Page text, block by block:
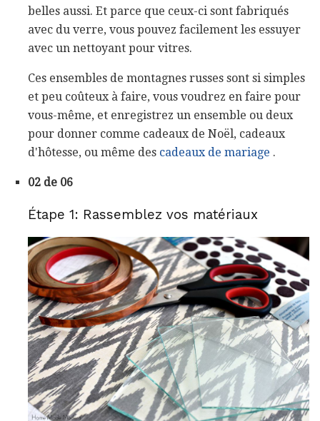
belles aussi. Et parce que ceux-ci sont fabriqués
avec du verre, vous pouvez facilement les essuyer
avec un nettoyant pour vitres.
Ces ensembles de montagnes russes sont si simples
et peu coûteux à faire, vous voudrez en faire pour
vous-même, et enregistrez un ensemble ou deux
pour donner comme cadeaux de Noël, cadeaux
d'hôtesse, ou même des cadeaux de mariage .
02 de 06
Étape 1: Rassemblez vos matériaux